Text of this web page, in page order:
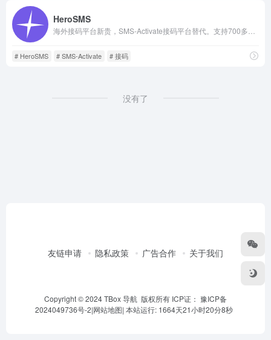
HeroSMS
# HeroSMS # SMS-Activate # 接码
没有了
友链申请 隐私政策 广告合作 关于我们
Copyright © 2024 TBox 导航 版权所有 ICP证： 豫ICP备
2024049736号-2|网站地图| 本站运行: 1664天21小时20分9秒